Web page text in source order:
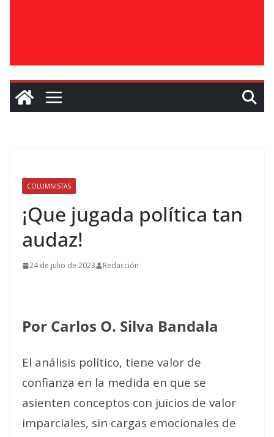
COLUMNISTAS
¡Que jugada política tan
audaz!
24 de julio de 2023 Redacción
Por Carlos O. Silva Bandala
El análisis político, tiene valor de
confianza en la medida en que se
asienten conceptos con juicios de valor
imparciales, sin cargas emocionales de